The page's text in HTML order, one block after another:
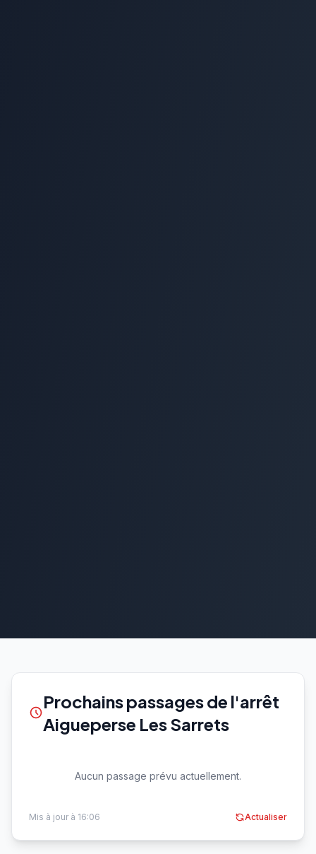
Prochains passages de l'arrêt
Aigueperse Les Sarrets
Aucun passage prévu actuellement.
Mis à jour à 16:06 Actualiser